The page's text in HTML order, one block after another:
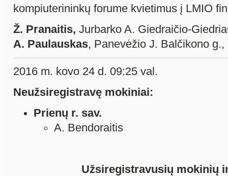
kompiuterininkų forume kvietimus į LMIO
Ž. Pranaitis, Jurbarko A. Giedraičio-
A. Paulauskas, Panevėžio J. Balčikono g.,
2016 m. kovo 24 d. 09:25 val.
Neužsiregistravę mokiniai:
Prienų r. sav.
A. Bendoraitis
Užsiregistravusių mokinių